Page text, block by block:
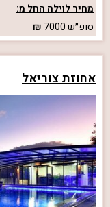
מחיר לוילה החל מ:
סופ״ש7000
אחוזת צוריאל